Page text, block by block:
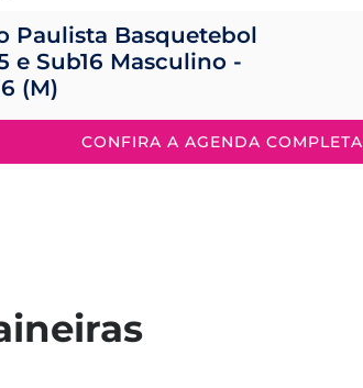
Paulista Basquetebol
e Sub16 Masculino -
(M)
CONFIRA A AGENDA COMPLETA